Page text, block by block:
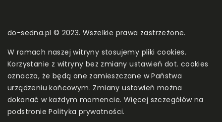
do-sedna.pl © 2023. Wszelkie prawa zastrzeżone.
W ramach naszej witryny stosujemy pliki cookies.
Korzystanie z witryny bez zmiany ustawień dot. cookies
oznacza, że będą one zamieszczane w Państwa
urządzeniu końcowym. Zmiany ustawień można
dokonać w każdym momencie. Więcej szczegółów na
podstroniePolityka prywatności.